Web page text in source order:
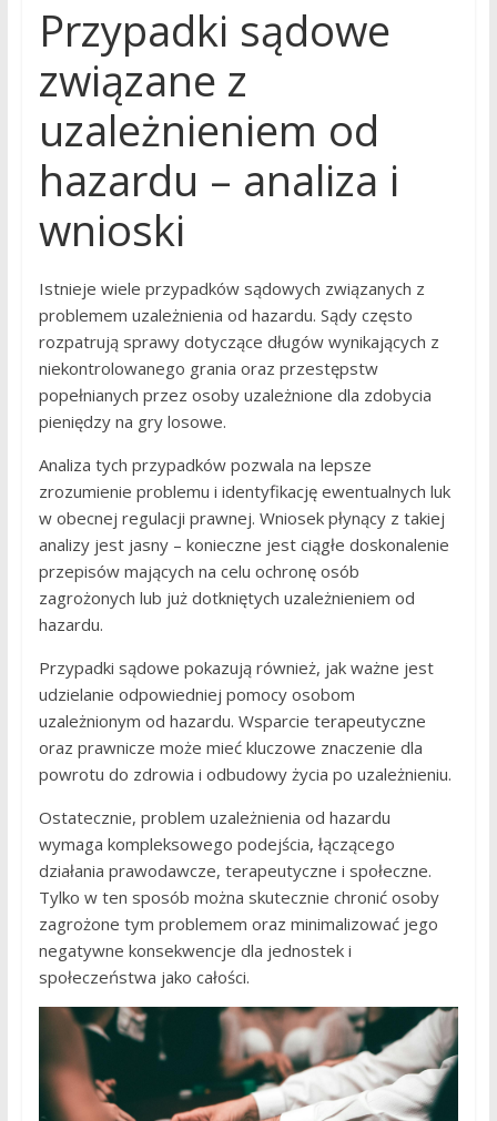
Przypadki sądowe
związane z
uzależnieniem od
hazardu – analiza i
wnioski
Istnieje wiele przypadków sądowych związanych z
problemem uzależnienia od hazardu. Sądy często
rozpatrują sprawy dotyczące długów wynikających z
niekontrolowanego grania oraz przestępstw
popełnianych przez osoby uzależnione dla zdobycia
pieniędzy na gry losowe.
Analiza tych przypadków pozwala na lepsze
zrozumienie problemu i identyfikację ewentualnych luk
w obecnej regulacji prawnej. Wniosek płynący z takiej
analizy jest jasny – konieczne jest ciągłe doskonalenie
przepisów mających na celu ochronę osób
zagrożonych lub już dotkniętych uzależnieniem od
hazardu.
Przypadki sądowe pokazują również, jak ważne jest
udzielanie odpowiedniej pomocy osobom
uzależnionym od hazardu. Wsparcie terapeutyczne
oraz prawnicze może mieć kluczowe znaczenie dla
powrotu do zdrowia i odbudowy życia po uzależnieniu.
Ostatecznie, problem uzależnienia od hazardu
wymaga kompleksowego podejścia, łączącego
działania prawodawcze, terapeutyczne i społeczne.
Tylko w ten sposób można skutecznie chronić osoby
zagrożone tym problemem oraz minimalizować jego
negatywne konsekwencje dla jednostek i
społeczeństwa jako całości.